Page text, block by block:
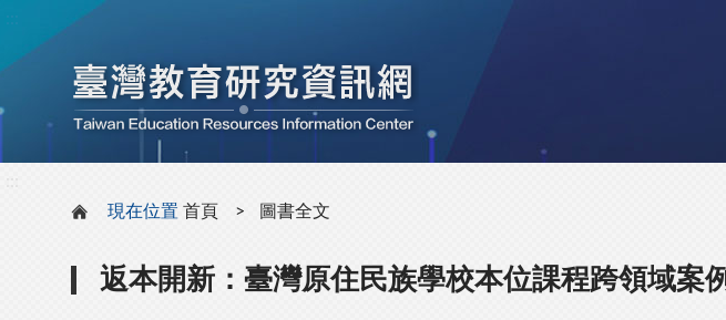
現在位置 首頁 圖書全文
返本開新：臺灣原住民族學校本位課程跨領域案